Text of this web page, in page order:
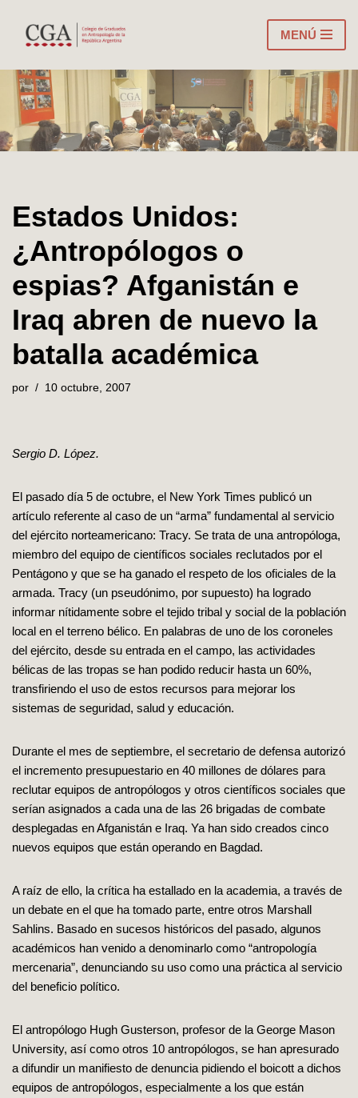
contenido
MENÚ
Estados Unidos:
¿Antropólogos o
espias? Afganistán e
Iraq abren de nuevo la
batalla académica
por 10 octubre, 2007
Sergio D. López.
El pasado día 5 de octubre, el New York Times publicó un
artículo referente al caso de un “arma” fundamental al servicio
del ejército norteamericano: Tracy. Se trata de una antropóloga,
miembro del equipo de científicos sociales reclutados por el
Pentágono y que se ha ganado el respeto de los oficiales de la
armada. Tracy (un pseudónimo, por supuesto) ha logrado
informar nítidamente sobre el tejido tribal y social de la población
local en el terreno bélico. En palabras de uno de los coroneles
del ejército, desde su entrada en el campo, las actividades
bélicas de las tropas se han podido reducir hasta un 60%,
transfiriendo el uso de estos recursos para mejorar los
sistemas de seguridad, salud y educación.
Durante el mes de septiembre, el secretario de defensa autorizó
el incremento presupuestario en 40 millones de dólares para
reclutar equipos de antropólogos y otros científicos sociales que
serían asignados a cada una de las 26 brigadas de combate
desplegadas en Afganistán e Iraq. Ya han sido creados cinco
nuevos equipos que están operando en Bagdad.
A raíz de ello, la crítica ha estallado en la academia, a través de
un debate en el que ha tomado parte, entre otros Marshall
Sahlins. Basado en sucesos históricos del pasado, algunos
académicos han venido a denominarlo como “antropología
mercenaria”, denunciando su uso como una práctica al servicio
del beneficio político.
El antropólogo Hugh Gusterson, profesor de la George Mason
University, así como otros 10 antropólogos, se han apresurado
a difundir un manifiesto de denuncia pidiendo el boicott a dichos
equipos de antropólogos, especialmente a los que están